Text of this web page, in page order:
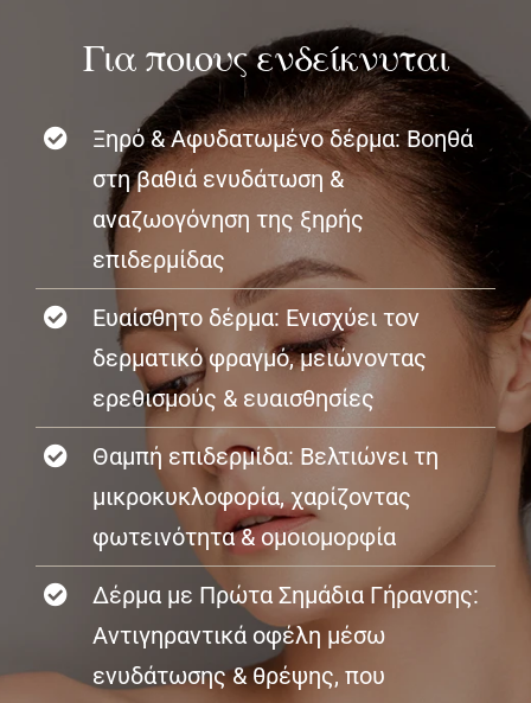
Για ποιους ενδείκνυται
Ξηρό & Αφυδατωμένο δέρμα: Βοηθά
στη βαθιά ενυδάτωση &
αναζωογόνηση της ξηρής
επιδερμίδας
Ευαίσθητο δέρμα: Ενισχύει τον
δερματικό φραγμό, μειώνοντας
ερεθισμούς & ευαισθησίες
Θαμπή επιδερμίδα: Βελτιώνει τη
μικροκυκλοφορία, χαρίζοντας
φωτεινότητα & ομοιομορφία
Δέρμα με Πρώτα Σημάδια Γήρανσης:
Αντιγηραντικά οφέλη μέσω
ενυδάτωσης & θρέψης, που